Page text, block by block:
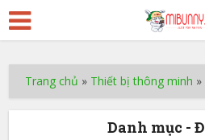
Trang chủ » Thiết bị thông minh »
Danh mục -